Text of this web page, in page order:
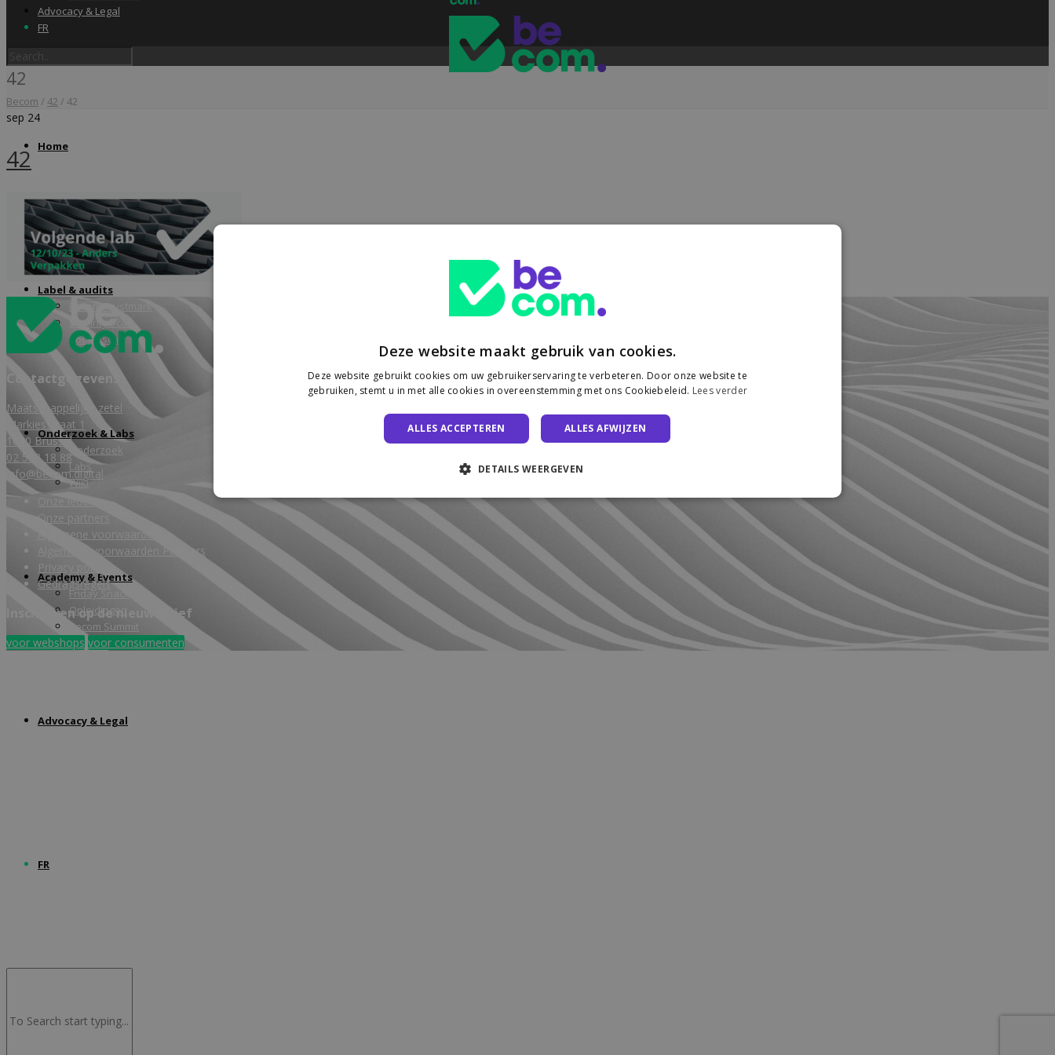
Home
Label & audits
Security Scan
Cookiescan
Onderzoek & Labs
Onderzoek
Labs
Wiki
Academy & Events
Friday Snack
Opleidingen
Becom Summit
Becom Awards
Advocacy & Legal
FR
Advocacy & Legal
FR
42
Becom / 42 / 42
sep 24
42
Contactgegevens
Maatschappelijke zetel
Markiesstraat 1
1000 Brussel
02 588 18 88
info@becom.digital
Onze partners
Algemene voorwaarden
Algemene voorwaarden Partners
Privacy policy
Gedragsregels
Inschrijven op de nieuwsbrief
voor webshops voor consumenten
Deze website maakt gebruik van cookies.
Deze website gebruikt cookies om uw gebruikerservaring te verbeteren. Door onze website te
gebruiken, stemt u in met alle cookies in overeenstemming met ons Cookiebeleid. Lees verder
ALLES ACCEPTEREN ALLES AFWIJZEN
DETAILS WEERGEVEN